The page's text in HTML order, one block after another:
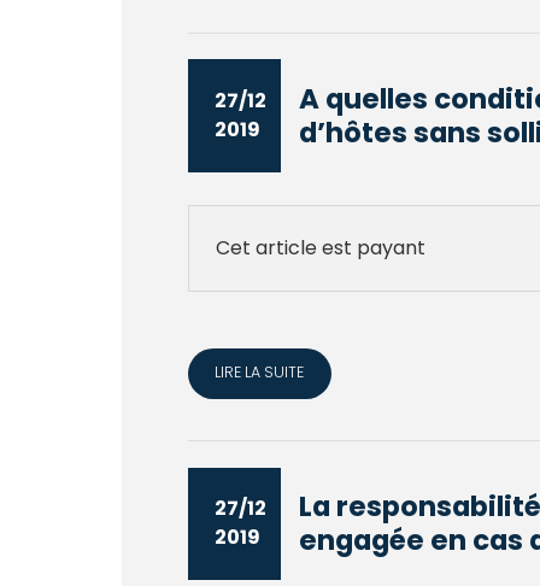
27/12
2019
A quelles
d’hôtes sans
Cet article est payant
LIRE LA SUITE
27/12
2019
La
engagée en cas